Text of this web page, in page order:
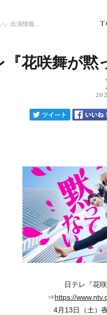
日テレ『花咲舞が黙ってない』出演情報！！
『花咲舞が黙
日テレ『花
⇒https://
4月13日（土）